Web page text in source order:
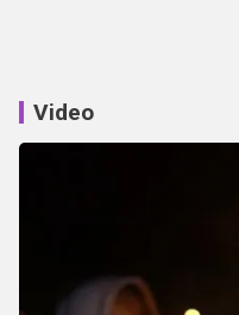
Video